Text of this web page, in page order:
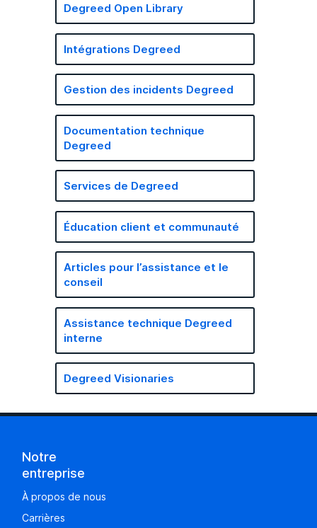
Degreed Open Library
Intégrations Degreed
Gestion des incidents Degreed
Documentation technique
Degreed
Services de Degreed
Éducation client et communauté
Articles pour l’assistance et le
conseil
Assistance technique Degreed
interne
Degreed Visionaries
Notre
entreprise
À propos de nous
Carrières